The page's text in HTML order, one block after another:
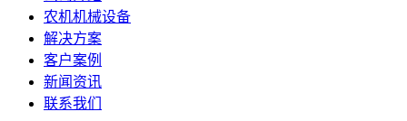
农机机械设备
解决方案
客户案例
新闻资讯
联系我们